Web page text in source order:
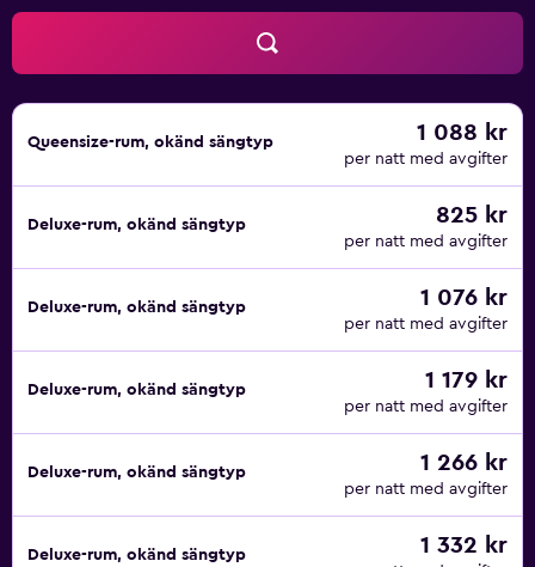
Queensize-rum, okänd sängtyp 1 088 kr
per natt med avgifter
Deluxe-rum, okänd sängtyp 825 kr
per natt med avgifter
Deluxe-rum, okänd sängtyp 1 076 kr
per natt med avgifter
Deluxe-rum, okänd sängtyp 1 179 kr
per natt med avgifter
Deluxe-rum, okänd sängtyp 1 266 kr
per natt med avgifter
Deluxe-rum, okänd sängtyp 1 332 kr